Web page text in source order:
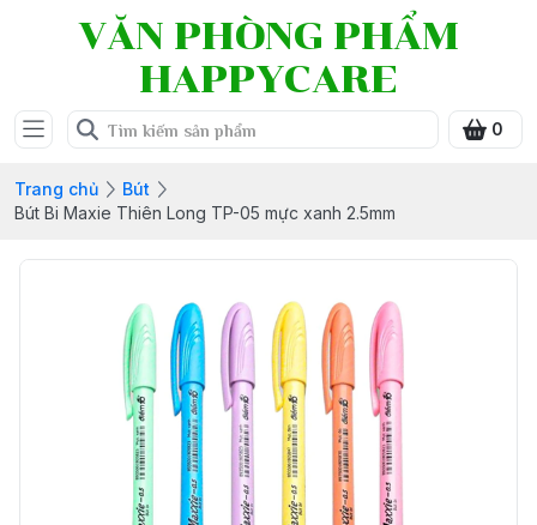
VĂN PHÒNG PHẨM
HAPPYCARE
0
Trang chủ
Bút
Bút Bi Maxie Thiên Long TP-05 mực xanh 2.5mm